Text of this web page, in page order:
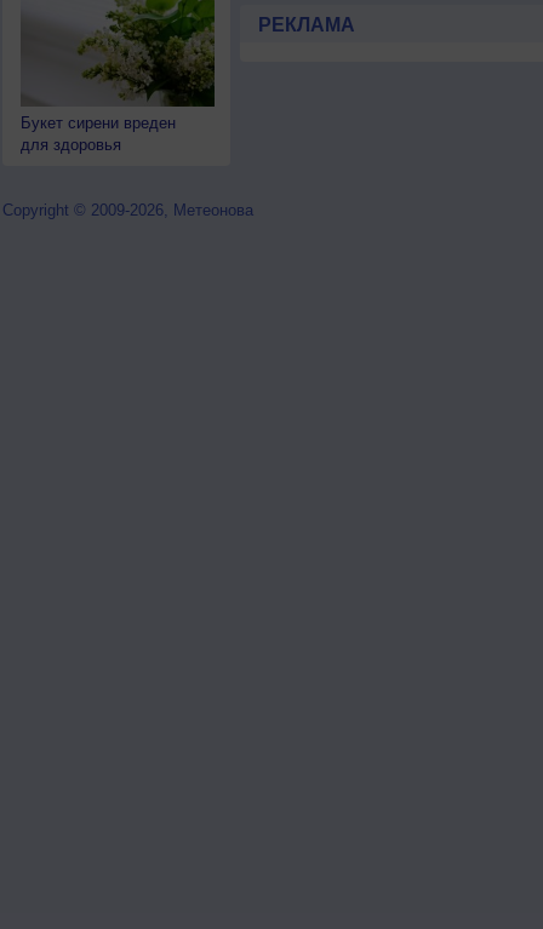
Букет сирени вреден
для здоровья
РЕКЛАМА
Copyright © 2009-2026, Метеонова